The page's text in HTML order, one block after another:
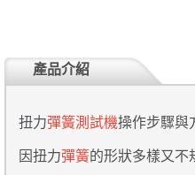
產品介紹
扭力彈簧測試機操作步驟與
因扭力彈簧的形狀多樣又不